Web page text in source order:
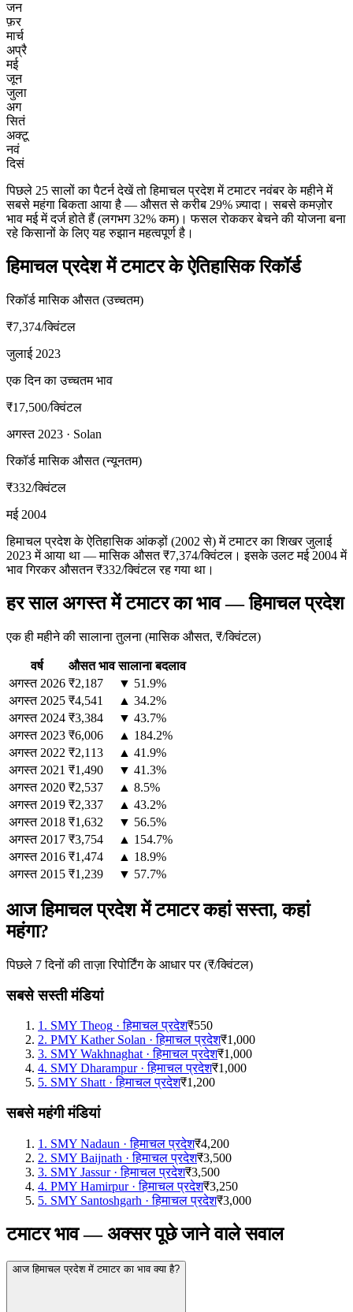
जन
फ़र
मार्च
अप्रै
मई
जून
जुला
अग
सितं
अक्टू
नवं
दिसं
पिछले 25 सालों का पैटर्न देखें तो हिमाचल प्रदेश में टमाटर नवंबर के महीने में
सबसे महंगा बिकता आया है — औसत से करीब 29% ज़्यादा। सबसे कमज़ोर
भाव मई में दर्ज होते हैं (लगभग 32% कम)। फसल रोककर बेचने की योजना बना
रहे किसानों के लिए यह रुझान महत्वपूर्ण है।
हिमाचल प्रदेश में टमाटर के ऐतिहासिक रिकॉर्ड
रिकॉर्ड मासिक औसत (उच्चतम)
₹7,374/क्विंटल
जुलाई 2023
एक दिन का उच्चतम भाव
₹17,500/क्विंटल
अगस्त 2023 · Solan
रिकॉर्ड मासिक औसत (न्यूनतम)
₹332/क्विंटल
मई 2004
हिमाचल प्रदेश के ऐतिहासिक आंकड़ों (2002 से) में टमाटर का शिखर जुलाई
2023 में आया था — मासिक औसत ₹7,374/क्विंटल। इसके उलट मई 2004 में
भाव गिरकर औसतन ₹332/क्विंटल रह गया था।
हर साल अगस्त में टमाटर का भाव — हिमाचल प्रदेश
एक ही महीने की सालाना तुलना (मासिक औसत, ₹/क्विंटल)
वर्ष औसत भाव सालाना बदलाव
अगस्त 2026 ₹2,187
▼ 51.9%
अगस्त 2025 ₹4,541
▲ 34.2%
अगस्त 2024 ₹3,384
▼ 43.7%
अगस्त 2023 ₹6,006
▲ 184.2%
अगस्त 2022 ₹2,113
▲ 41.9%
अगस्त 2021 ₹1,490
▼ 41.3%
अगस्त 2020 ₹2,537
▲ 8.5%
अगस्त 2019 ₹2,337
▲ 43.2%
अगस्त 2018 ₹1,632
▼ 56.5%
अगस्त 2017 ₹3,754
▲ 154.7%
अगस्त 2016 ₹1,474
▲ 18.9%
अगस्त 2015 ₹1,239 ▼ 57.7%
आज हिमाचल प्रदेश में टमाटर कहां सस्ता, कहां
महंगा?
पिछले 7 दिनों की ताज़ा रिपोर्टिंग के आधार पर (₹/क्विंटल)
सबसे सस्ती मंडियां
1 . SMY Theog ·हिमाचल प्रदेश₹550
2. PMY Kather Solan ·हिमाचल प्रदेश₹1,000
3. SMY Wakhnaghat ·हिमाचल प्रदेश₹1,000
4. SMY Dharampur·हिमाचल प्रदेश₹1,000
5. SMY Shatt ·हिमाचल प्रदेश₹1,200
सबसे महंगी मंडियां
1 . SMY Nadaun ·हिमाचल प्रदेश₹4,200
2. SMY Baijnath ·हिमाचल प्रदेश₹3,500
3. SMY Jassur·हिमाचल प्रदेश₹3,500
4. PMY Hamirpur·हिमाचल प्रदेश₹3,250
5. SMY Santoshgarh ·हिमाचल प्रदेश₹3,000
टमाटर भाव — अक्सर पूछे जाने वाले सवाल
आज हिमाचल प्रदेश में टमाटर का भाव क्या है?